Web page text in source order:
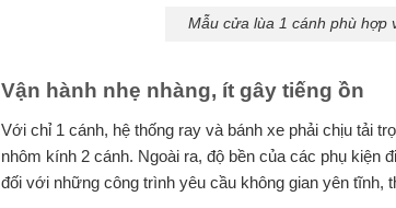
Mẫu cửa lùa 1 cánh phù hợp
Vận hành nhẹ nhàng, ít gây tiếng ồn
Với chỉ 1 cánh, hệ thống ray và bánh xe phải chịu tải
nhôm kính 2 cánh. Ngoài ra, độ bền của các phụ
đối với những công trình yêu cầu không gian yên tĩnh,